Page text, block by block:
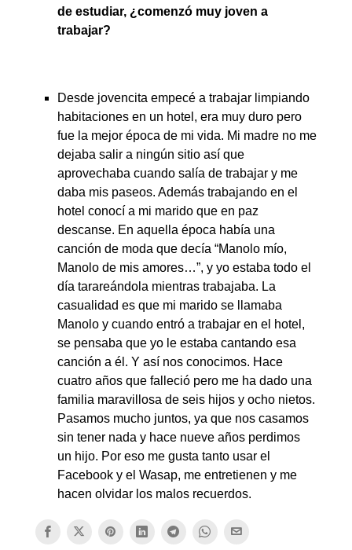
de estudiar, ¿comenzó muy joven a
trabajar?
Desde jovencita empecé a trabajar limpiando
habitaciones en un hotel, era muy duro pero
fue la mejor época de mi vida. Mi madre no me
dejaba salir a ningún sitio así que
aprovechaba cuando salía de trabajar y me
daba mis paseos. Además trabajando en el
hotel conocí a mi marido que en paz
descanse. En aquella época había una
canción de moda que decía “Manolo mío,
Manolo de mis amores…”, y yo estaba todo el
día tarareándola mientras trabajaba. La
casualidad es que mi marido se llamaba
Manolo y cuando entró a trabajar en el hotel,
se pensaba que yo le estaba cantando esa
canción a él. Y así nos conocimos. Hace
cuatro años que falleció pero me ha dado una
familia maravillosa de seis hijos y ocho nietos.
Pasamos mucho juntos, ya que nos casamos
sin tener nada y hace nueve años perdimos
un hijo. Por eso me gusta tanto usar el
Facebook y el Wasap, me entretienen y me
hacen olvidar los malos recuerdos.